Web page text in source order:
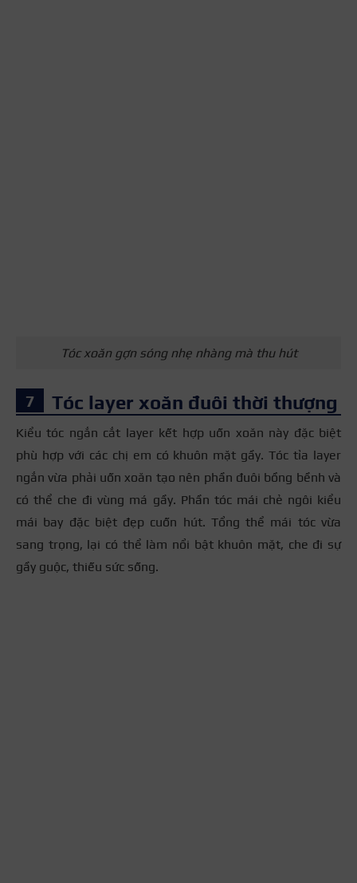
Tóc xoăn gợn sóng nhẹ nhàng mà thu hút
Tóc layer xoăn đuôi thời thượng
Kiểu tóc ngắn cắt layer kết hợp uốn xoăn này đặc biệt
phù hợp với các chị em có khuôn mặt gầy. Tóc tỉa layer
ngắn vừa phải uốn xoăn tạo nên phần đuôi bồng bềnh và
có thể che đi vùng má gầy. Phần tóc mái chẻ ngôi kiểu
mái bay đặc biệt đẹp cuốn hút. Tổng thể mái tóc vừa
sang trọng, lại có thể làm nổi bật khuôn mặt, che đi sự
gầy guộc, thiếu sức sống.